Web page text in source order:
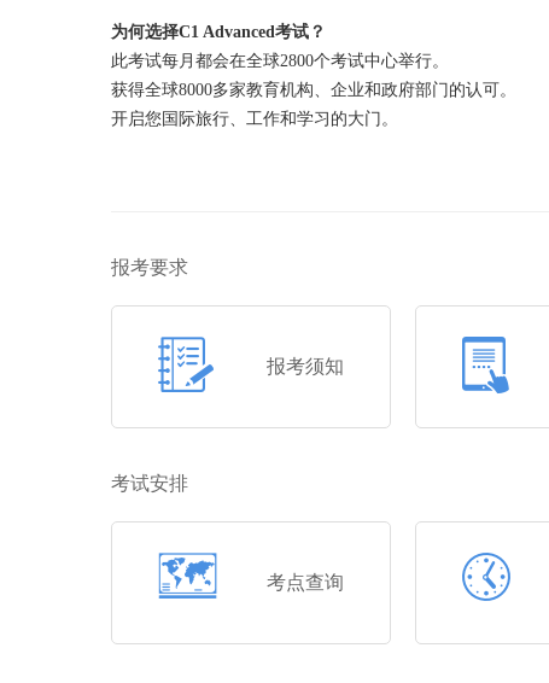
为何选择C1 Advanced考试？
此考试每月都会在全球2800个考试中心举行。
获得全球8000多家教育机构、企业和政府部门的认可。
开启您国际旅行、工作和学习的大门。
报考要求
报考须知
考试安排
考点查询